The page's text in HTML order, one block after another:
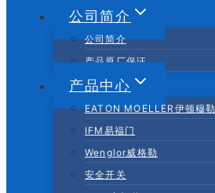
公司简介
公司简介
产品原厂保证
产品中心
EATON MOELLER伊顿穆勒
IFM易福门
Wenglor威格勒
安全开关